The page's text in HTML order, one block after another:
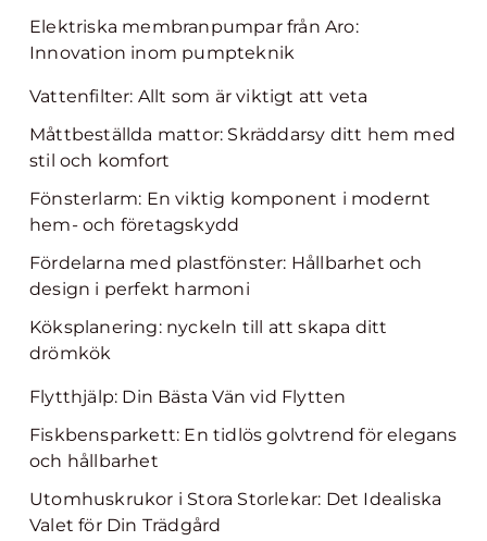
Elektriska membranpumpar från Aro:
Innovation inom pumpteknik
Vattenfilter: Allt som är viktigt att veta
Måttbeställda mattor: Skräddarsy ditt hem med
stil och komfort
Fönsterlarm: En viktig komponent i modernt
hem- och företagskydd
Fördelarna med plastfönster: Hållbarhet och
design i perfekt harmoni
Köksplanering: nyckeln till att skapa ditt
drömkök
Flytthjälp: Din Bästa Vän vid Flytten
Fiskbensparkett: En tidlös golvtrend för elegans
och hållbarhet
Utomhuskrukor i Stora Storlekar: Det Idealiska
Valet för Din Trädgård